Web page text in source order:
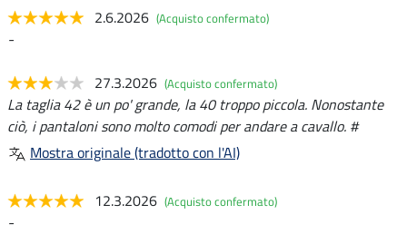
2.6.2026 (Acquisto confermato)
-
27.3.2026 (Acquisto confermato)
La taglia 42 è un po' grande, la 40 troppo piccola. Nonostante
ciò, i pantaloni sono molto comodi per andare a cavallo. #
Mostra originale (tradotto con l'AI)
12.3.2026 (Acquisto confermato)
-